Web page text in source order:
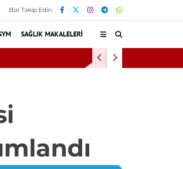
Bizi Takip Edin
SAĞLIK MAKALELERI